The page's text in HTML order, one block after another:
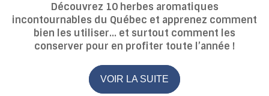
Découvrez 10 herbes aromatiques
incontournables du Québec et apprenez comment
bien les utiliser… et surtout comment les
conserver pour en profiter toute l’année !
VOIR LA SUITE